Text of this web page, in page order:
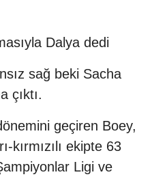
Dalya dedi
sağ beki Sacha
çıktı.
geçiren Boey,
kırmızılı ekipte 63
Ligi ve